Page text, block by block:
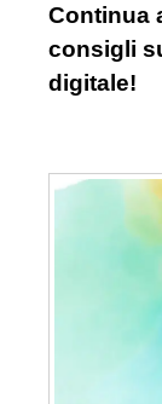
Continua
consigli
digitale!